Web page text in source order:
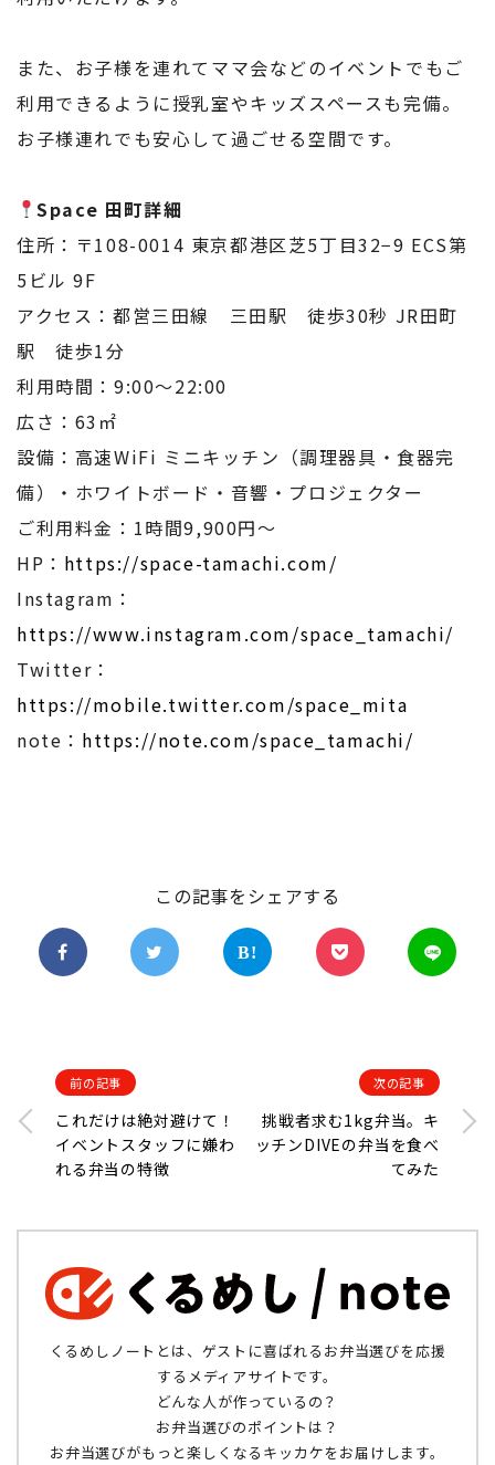
また、お子様を連れてママ会などのイベントでもご
利用できるように授乳室やキッズスペースも完備。
お子様連れでも安心して過ごせる空間です。
Space 田町詳細
住所：〒108-0014 東京都港区芝5丁目32−9 ECS第
5ビル 9F
アクセス：都営三田線 三田駅 徒歩30秒 JR田町
駅 徒歩1分
利用時間：9:00〜22:00
広さ：63㎡
設備：高速WiFi ミニキッチン（調理器具・食器完
備）・ホワイトボード・音響・プロジェクター
ご利用料金：1時間9,900円〜
HP： https://space-tamachi.com/
Instagram：
https://www.instagram.com/space_tamachi/
Twitter：
https://mobile.twitter.com/space_mita
note： https://note.com/space_tamachi/
この記事をシェアする
前の記事
これだけは絶対避けて！
イベントスタッフに嫌わ
れる弁当の特徴
次の記事
挑戦者求む1kg弁当。キ
ッチンDIVEの弁当を食べ
てみた
くるめしノートとは、ゲストに喜ばれるお弁当選びを応援
するメディアサイトです。
どんな人が作っているの？
お弁当選びのポイントは？
お弁当選びがもっと楽しくなるキッカケをお届けします。